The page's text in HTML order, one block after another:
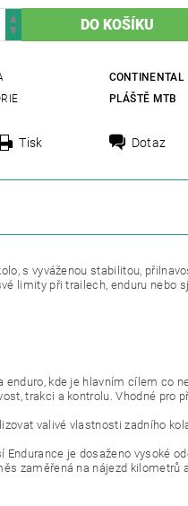
CONTINENTAL
PLÁŠTĚ MTB
Tisk Dotaz
s vyváženou stabilitou,
limity při trailech, enduru nebo
kde je hlavním cílem co
trakci a kontrolu. Vhodné pro
valivé vlastnosti zadního
je dosaženo vysoké
zaměřená na nájezd kilometrů